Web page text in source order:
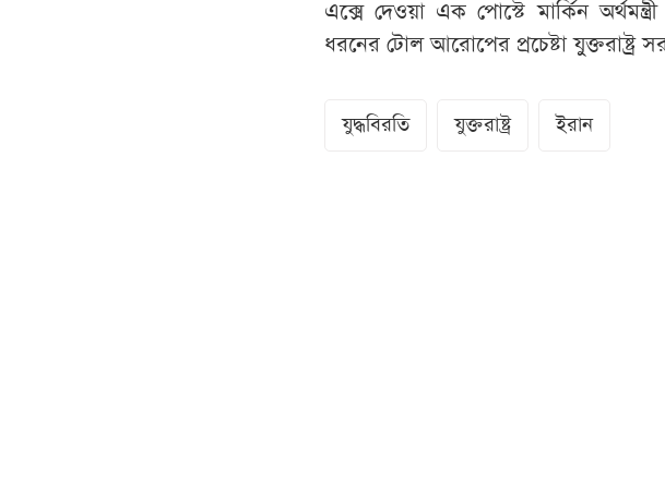
এক্সে দেওয়া এক পোস্টে মার্কিন
ধরনের টোল আরোপের প্রচেষ্টা
যুদ্ধবিরতি যুক্তরাষ্ট্র ইরান